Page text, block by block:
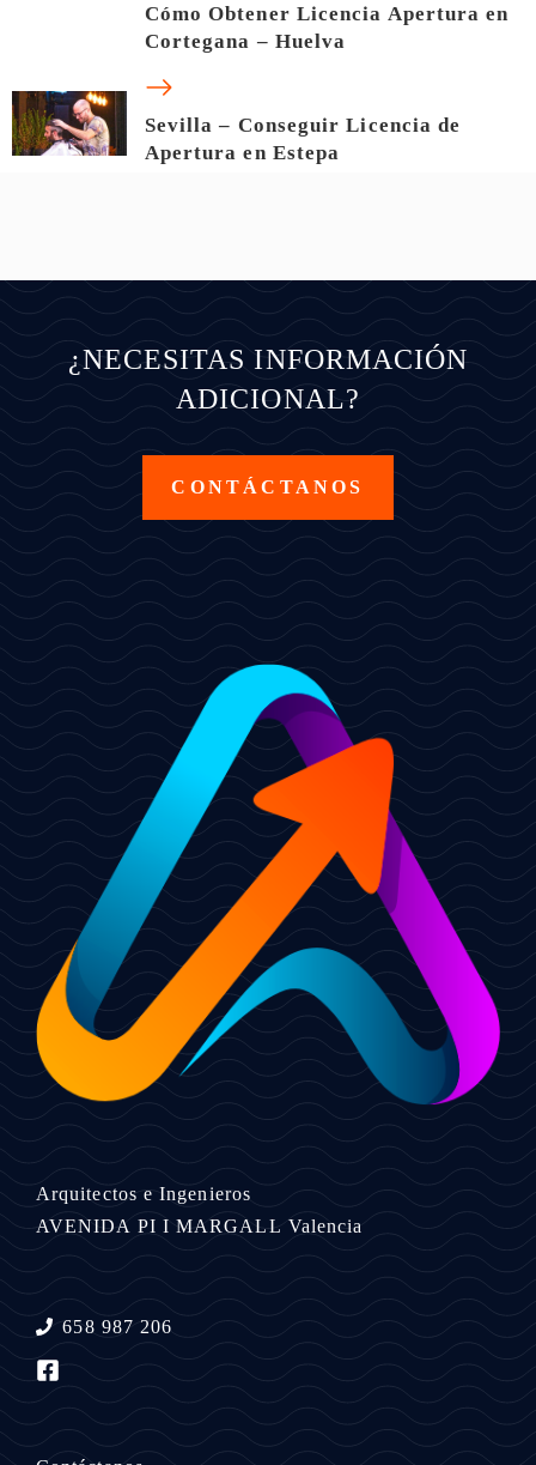
Cómo Obtener Licencia Apertura en
Cortegana – Huelva
Sevilla – Conseguir Licencia de
Apertura en Estepa
¿NECESITAS INFORMACIÓN
ADICIONAL?
CONTÁCTANOS
Arquitectos e Ingenieros
AVENIDA PI I MARGALL Valencia
658 987 206